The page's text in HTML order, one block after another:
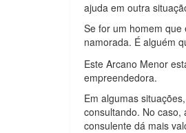
ajuda em outra
Se for um homem
namorada. É alguém
Este Arcano Menor
empreendedora.
Em algumas
consultando. No caso,
consulente dá mais